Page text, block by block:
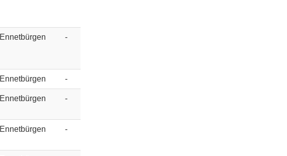
Ennetbürgen -
Ennetbürgen -
Ennetbürgen -
Ennetbürgen -